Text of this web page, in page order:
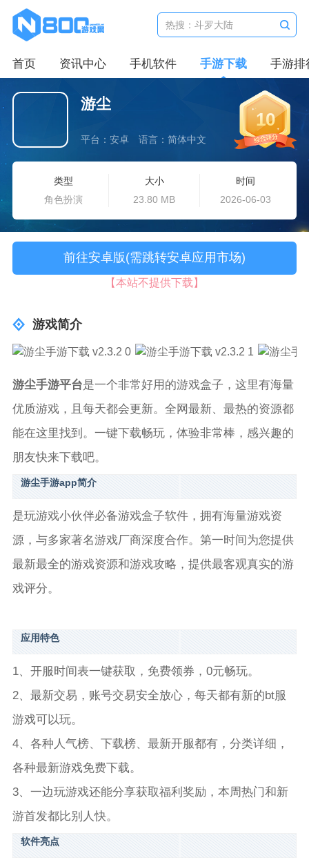
首页 资讯中心 手机软件 手游下载 手游排
游尘
平台：安卓 语言：简体中文
10
类型
角色扮演
大小
23.80 MB
时间
2026-06-03
前往安卓版(需跳转安卓应用市场)
【本站不提供下载】
游戏简介
游尘手游平台是一个非常好用的游戏盒子，这里有海量
优质游戏，且每天都会更新。全网最新、最热的资源都
能在这里找到。一键下载畅玩，体验非常棒，感兴趣的
朋友快来下载吧。
游尘手游app简介
是玩游戏小伙伴必备游戏盒子软件，拥有海量游戏资
源，与多家著名游戏厂商深度合作。第一时间为您提供
最新最全的游戏资源和游戏攻略，提供最客观真实的游
戏评分。
应用特色
1、开服时间表一键获取，免费领券，0元畅玩。
2、最新交易，账号交易安全放心，每天都有新的bt服
游戏可以玩。
4、各种人气榜、下载榜、最新开服都有，分类详细，
各种最新游戏免费下载。
3、一边玩游戏还能分享获取福利奖励，本周热门和新
游首发都比别人快。
软件亮点